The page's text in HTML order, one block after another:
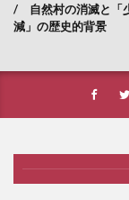
/ 自然村の消滅と「
減」の歴史的背景